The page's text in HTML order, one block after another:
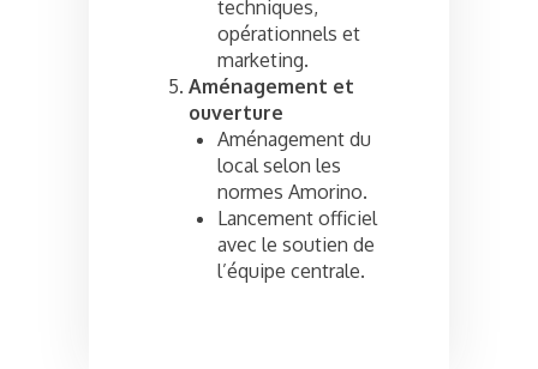
techniques,
opérationnels et
marketing.
Aménagement et
ouverture
Aménagement du
local selon les
normes Amorino.
Lancement officiel
avec le soutien de
l’équipe centrale.